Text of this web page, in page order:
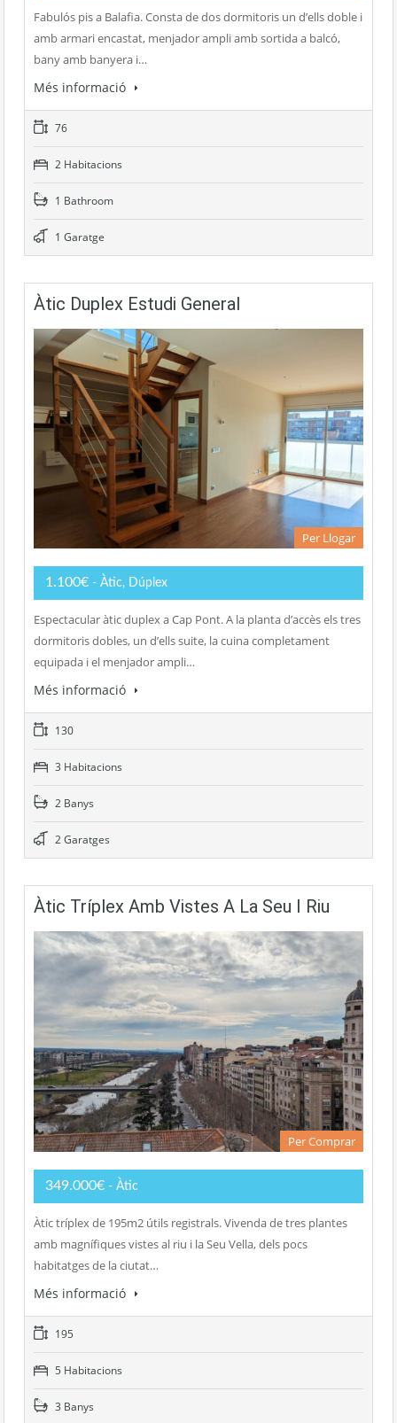
Fabulós pis a Balafia. Consta de dos dormitoris un d’ells doble i
amb armari encastat, menjador ampli amb sortida a balcó,
bany amb banyera i…
Més informació
76
2 Habitacions
1 Bathroom
1 Garatge
Àtic Duplex Estudi General
Per Llogar
1.100€ - Àtic, Dúplex
Espectacular àtic duplex a Cap Pont. A la planta d’accès els tres
dormitoris dobles, un d’ells suite, la cuina completament
equipada i el menjador ampli…
Més informació
130
3 Habitacions
2 Banys
2 Garatges
Àtic Tríplex Amb Vistes A La Seu I Riu
Per Comprar
349.000€ - Àtic
Àtic tríplex de 195m2 útils registrals. Vivenda de tres plantes
amb magnífiques vistes al riu i la Seu Vella, dels pocs
habitatges de la ciutat…
Més informació
195
5 Habitacions
3 Banys